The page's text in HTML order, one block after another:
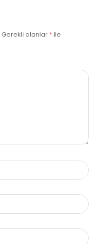
Gerekli alanlar *ile